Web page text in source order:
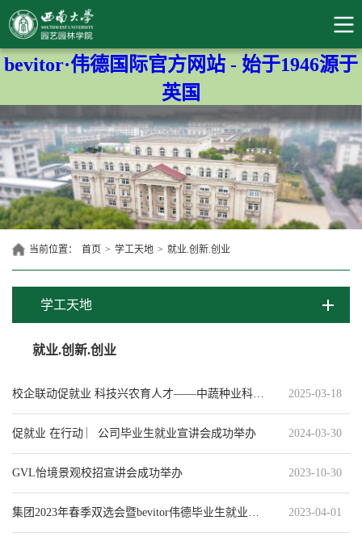
bevitor·伟德国际官方网站 - 始于1946源于
英国
当前位置： 首页 > 学工天地 > 就业.创新.创业
学工天地
就业.创新.创业
校企联动促就业 科技兴农育人才——中蔬种业科技（重庆）有限公司专场宣讲会 2025-03-18
促就业 在行动 ︳公司毕业生就业宣讲会成功举办 2024-03-30
GVL怡境景观校招宣讲会成功举办 2023-10-30
集团2023年春季双选会暨bevitor伟德毕业生就业宣讲会成功举办 2023-04-01